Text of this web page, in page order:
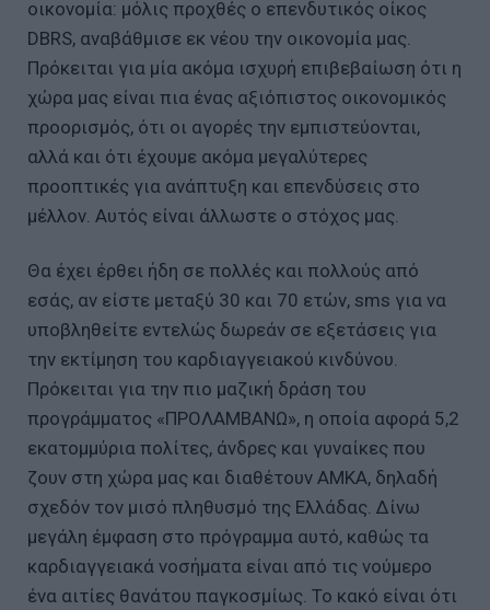
οικονομία: μόλις προχθές ο επενδυτικός οίκος
DBRS, αναβάθμισε εκ νέου την οικονομία μας.
Πρόκειται για μία ακόμα ισχυρή επιβεβαίωση ότι η
χώρα μας είναι πια ένας αξιόπιστος οικονομικός
προορισμός, ότι οι αγορές την εμπιστεύονται,
αλλά και ότι έχουμε ακόμα μεγαλύτερες
προοπτικές για ανάπτυξη και επενδύσεις στο
μέλλον. Αυτός είναι άλλωστε ο στόχος μας.
Θα έχει έρθει ήδη σε πολλές και πολλούς από
εσάς, αν είστε μεταξύ 30 και 70 ετών, sms για να
υποβληθείτε εντελώς δωρεάν σε εξετάσεις για
την εκτίμηση του καρδιαγγειακού κινδύνου.
Πρόκειται για την πιο μαζική δράση του
προγράμματος «ΠΡΟΛΑΜΒΑΝΩ», η οποία αφορά 5,2
εκατομμύρια πολίτες, άνδρες και γυναίκες που
ζουν στη χώρα μας και διαθέτουν ΑΜΚΑ, δηλαδή
σχεδόν τον μισό πληθυσμό της Ελλάδας. Δίνω
μεγάλη έμφαση στο πρόγραμμα αυτό, καθώς τα
καρδιαγγειακά νοσήματα είναι από τις νούμερο
ένα αιτίες θανάτου παγκοσμίως. Το κακό είναι ότι